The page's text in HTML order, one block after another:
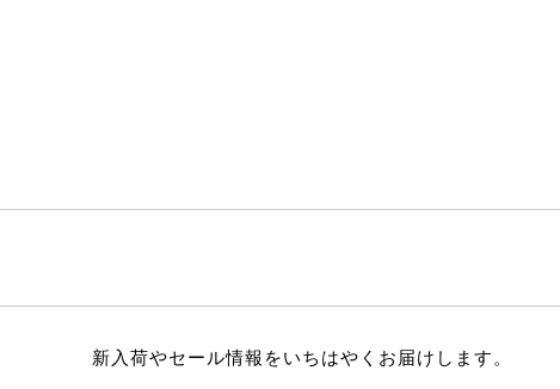
新入荷やセール情報をいちはやくお届けします。